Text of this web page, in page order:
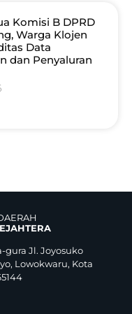
Komisi B DPRD
Warga Klojen
Data
dan Penyaluran
gura Jl. Joyosuko
Lowokwaru, Kota